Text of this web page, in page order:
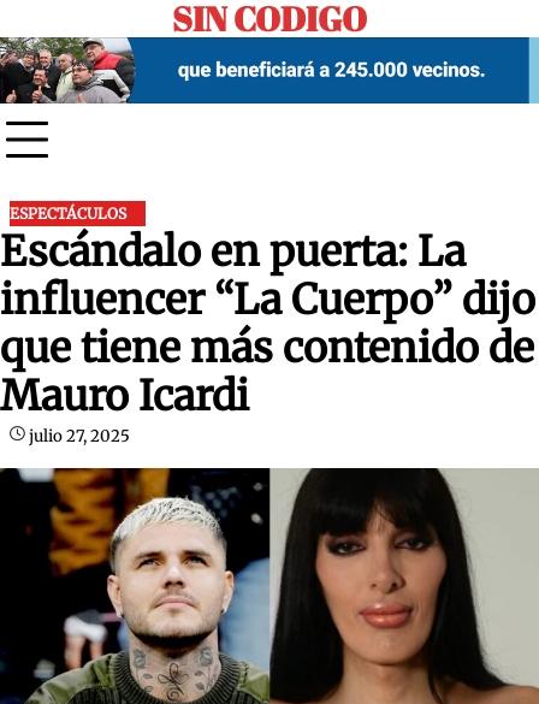
to
content
SIN CODIGO
ESPECTÁCULOS
Escándalo en puerta: La
influencer “La Cuerpo” dijo
que tiene más contenido de
Mauro Icardi
julio 27, 2025